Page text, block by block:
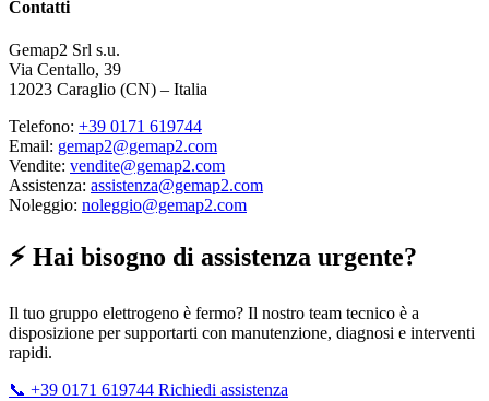
Contatti
Gemap2 Srl s.u.
Via Centallo, 39
12023 Caraglio (CN) – Italia
Telefono: +39 0171 619744
Email: gemap2@gemap2.com
Vendite: vendite@gemap2.com
Assistenza: assistenza@gemap2.com
Noleggio: noleggio@gemap2.com
⚡ Hai bisogno di assistenza urgente?
Il tuo gruppo elettrogeno è fermo? Il nostro team tecnico è a
disposizione per supportarti con manutenzione, diagnosi e interventi
rapidi.
📞 +39 0171 619744 Richiedi assistenza